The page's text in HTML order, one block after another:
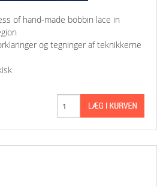
of hand-made bobbin lace in
og tegninger af teknikkerne